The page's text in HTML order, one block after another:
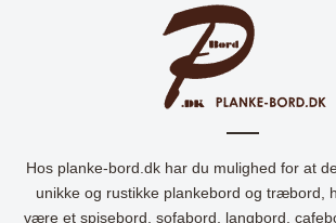
Hos planke-bord.dk har du mulighed for at
unikke og rustikke plankebord og træbord,
være et spisebord, sofabord, langbord,